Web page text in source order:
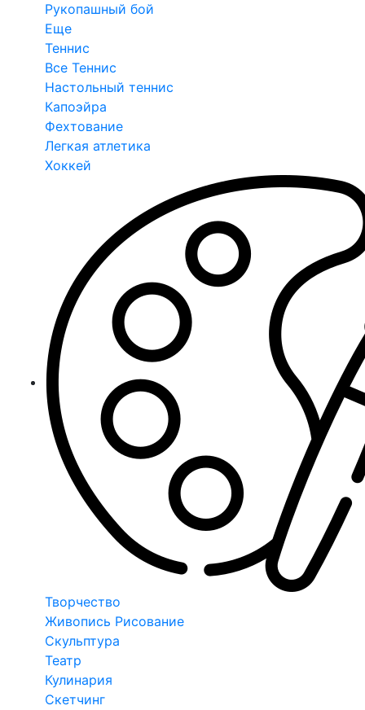
Рукопашный бой
Еще
Теннис
Все Теннис
Настольный теннис
Капоэйра
Фехтование
Легкая атлетика
Хоккей
Творчество
Живопись Рисование
Скульптура
Театр
Кулинария
Скетчинг